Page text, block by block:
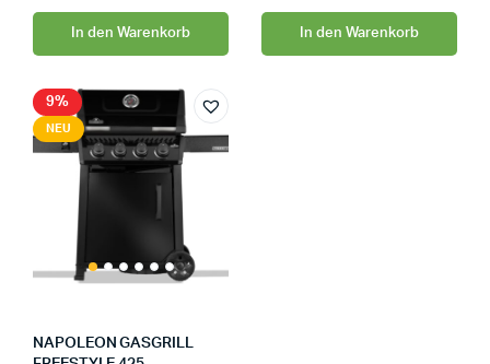
In den Warenkorb In den Warenkorb
9%
NEU
NAPOLEON GASGRILL